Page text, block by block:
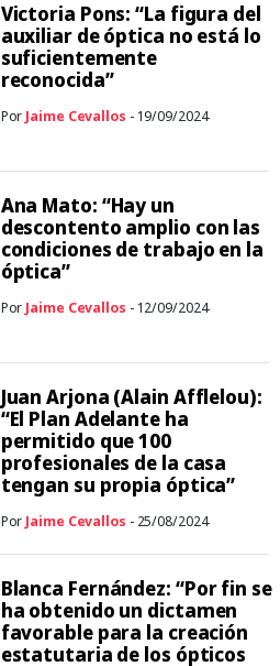
Victoria Pons: “La figura del
auxiliar de óptica no está lo
suficientemente
reconocida”
Por Jaime Cevallos - 19/09/2024
Ana Mato: “Hay un
descontento amplio con las
condiciones de trabajo en la
óptica”
Por Jaime Cevallos - 12/09/2024
Juan Arjona (Alain Afflelou):
“El Plan Adelante ha
permitido que 100
profesionales de la casa
tengan su propia óptica”
Por Jaime Cevallos - 25/08/2024
Blanca Fernández: “Por fin se
ha obtenido un dictamen
favorable para la creación
estatutaria de los ópticos